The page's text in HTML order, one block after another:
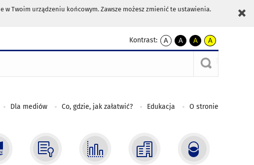
Twoim urządzeniu końcowym. Zawsze możesz zmienić te ustawienia.
Kontrast:
A
kontrast
A
kontrast
czarnym
A
kontrast
żółty
tekst
czarnym
A
kontrast
czarny
tekst
żółtym
Dla mediów Co, gdzie, jak załatwić? Edukacja O stronie